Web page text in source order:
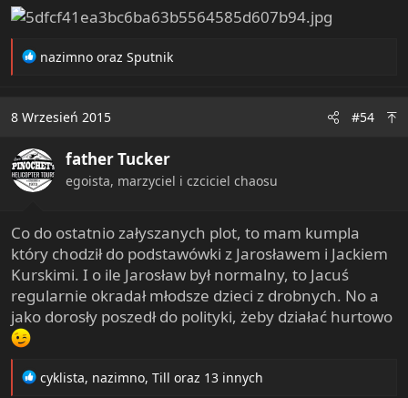
R
t
o
n
s
nazimno oraz Sputnik
8 Wrzesień 2015 #54
father Tucker
egoista, marzyciel i czciciel chaosu
Co do ostatnio załyszanych plot, to mam kumpla
który chodził do podstawówki z Jarosławem i Jackiem
Kurskimi. I o ile Jarosław był normalny, to Jacuś
regularnie okradał młodsze dzieci z drobnych. No a
jako dorosły poszedł do polityki, żeby działać hurtowo
R
cyklista, nazimno, Till oraz 13 innych